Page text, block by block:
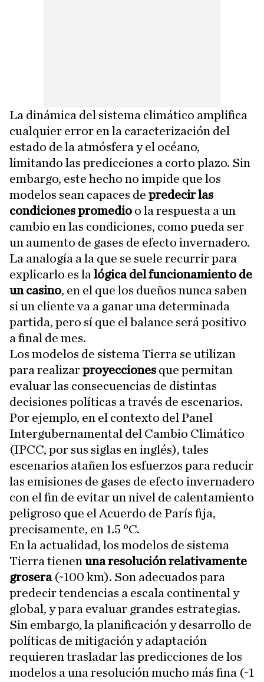
La dinámica del sistema climático amplifica
cualquier error en la caracterización del
estado de la atmósfera y el océano,
limitando las predicciones a corto plazo. Sin
embargo, este hecho no impide que los
modelos sean capaces de predecir las
condiciones promedio o la respuesta a un
cambio en las condiciones, como pueda ser
un aumento de gases de efecto invernadero.
La analogía a la que se suele recurrir para
explicarlo es la lógica del funcionamiento de
un casino, en el que los dueños nunca saben
si un cliente va a ganar una determinada
partida, pero sí que el balance será positivo
a final de mes.
Los modelos de sistema Tierra se utilizan
para realizarproyecciones que permitan
evaluar las consecuencias de distintas
decisiones políticas a través de escenarios.
Por ejemplo, en el contexto del Panel
Intergubernamental del Cambio Climático
(IPCC, por sus siglas en inglés), tales
escenarios atañen los esfuerzos para reducir
las emisiones de gases de efecto invernadero
con el fin de evitar un nivel de calentamiento
peligroso que el Acuerdo de París fija,
precisamente, en 1.5 ºC.
En la actualidad, los modelos de sistema
Tierra tienen una resolución relativamente
grosera (~100 km). Son adecuados para
predecir tendencias a escala continental y
global, y para evaluar grandes estrategias.
Sin embargo, la planificación y desarrollo de
políticas de mitigación y adaptación
requieren trasladar las predicciones de los
modelos a una resolución mucho más fina (~1